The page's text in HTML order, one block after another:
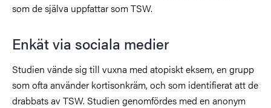
som de själva uppfattar som TSW.
Enkät via sociala medier
Studien vände sig till vuxna med atopiskt eksem, en grupp
som ofta använder kortisonkräm, och som identifierat att de
drabbats av TSW. Studien genomfördes med en anonym